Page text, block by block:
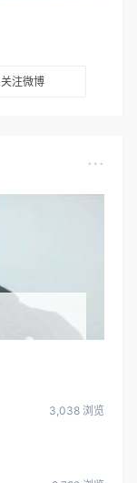
关注微博
3,038 浏览